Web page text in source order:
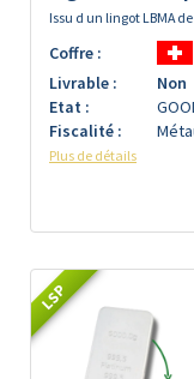
Issu d un lingot LBMA
Coffre :
Livrable :
Non
Etat :
Fiscalité :
Plus de détails
LSP